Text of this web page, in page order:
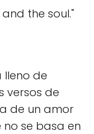
the soul."
lleno de
versos de
de un amor
se basa en